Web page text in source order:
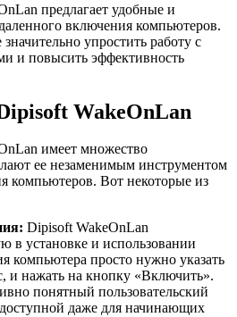
предлагает удобные и
включения компьютеров.
упростить работу с
и повысить эффективность
WakeOnLan
имеет множество
ее незаменимым инструментом
компьютеров. Вот некоторые из
Dipisoft WakeOnLan
в установке и использовании
компьютера просто нужно указать
и нажать на кнопку «Включить».
понятный пользовательский
даже для начинающих